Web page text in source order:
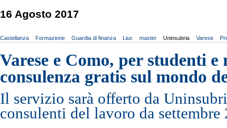
16 Agosto 2017
Castellanza Formazione Guardia di finanza Liuc master Uninsubria Varese
Varese e Como, per studenti e
consulenza gratis sul mondo
Il servizio sarà offerto da
consulenti del lavoro da settembre